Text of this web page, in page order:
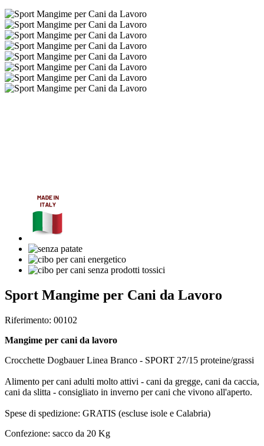
Sport Mangime per Cani da Lavoro
Riferimento: 00102
Mangime per cani da lavoro
Crocchette Dogbauer Linea Branco - SPORT 27/15 proteine/grassi
Alimento per cani adulti molto attivi - cani da gregge, cani da caccia,
cani da slitta - consigliato in inverno per cani che vivono all'aperto.
Spese di spedizione: GRATIS (escluse isole e Calabria)
Confezione: sacco da 20 Kg